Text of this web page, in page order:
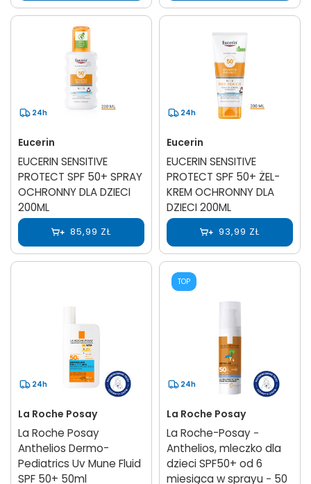
24h
Eucerin
EUCERIN SENSITIVE
PROTECT SPF 50+ SPRAY
OCHRONNY DLA DZIECI
200ML
85,99 ZŁ
24h
Eucerin
EUCERIN SENSITIVE
PROTECT SPF 50+ ŻEL-
KREM OCHRONNY DLA
DZIECI 200ML
93,99 ZŁ
24h
La Roche Posay
La Roche Posay
Anthelios Dermo-
Pediatrics Uv Mune Fluid
SPF 50+ 50ml
TOP
24h
La Roche Posay
La Roche-Posay −
Anthelios, mleczko dla
dzieci SPF50+ od 6
miesiąca w sprayu − 50